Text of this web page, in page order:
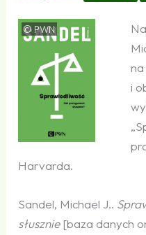
© PWN
i
Harvarda.
Sandel, Michael J..
słusznie[baza danych